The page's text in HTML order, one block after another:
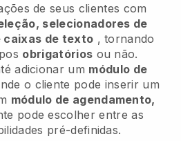
de seus clientes com
selecionadores de
caixas de texto , tornando
obrigatórios ou não.
adicionar um módulo de
o cliente pode inserir um
módulo de agendamento,
pode escolher entre as
pré-definidas.